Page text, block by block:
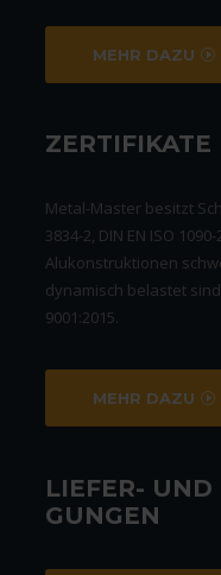
MEHR DAZU
ZERTIFIKATE
Metal-Master besitzt
3834-2, DIN EN ISO
Alukonstruktionen
dynamisch belastet
9001:2015.
MEHR DAZU
LIEFER-
GUNGEN